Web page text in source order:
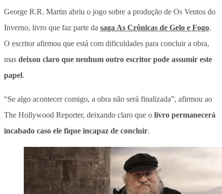
George R.R. Martin abriu o jogo sobre a produção de Os Ventos do
Inverno, livro que faz parte da saga As Crônicas de Gelo e Fogo.
O escritor afirmou que está com dificuldades para concluir a obra,
mas deixou claro que nenhum outro escritor pode assumir este
papel.
“Se algo acontecer comigo, a obra não será finalizada”, afirmou ao
The Hollywood Reporter, deixando claro que o livro permanecerá
incabado caso ele fique incapaz de concluir.